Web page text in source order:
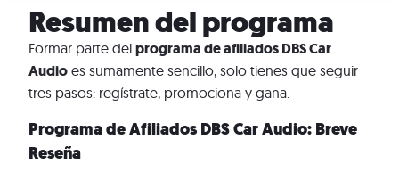
Resumen del programa
Formar parte del programa de afiliados DBS Car
Audio es sumamente sencillo, solo tienes que seguir
tres pasos: regístrate, promociona y gana.
Programa de Afiliados DBS Car Audio: Breve
Reseña